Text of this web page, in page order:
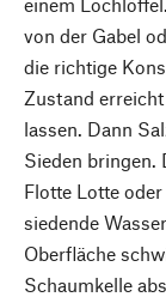
von der Gabel
die richtige
Zustand
lassen. Dann
Sieden bringen.
Flotte Lotte
siedende
Oberfläche
Schaumkelle